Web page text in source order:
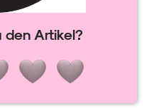
den Artikel?